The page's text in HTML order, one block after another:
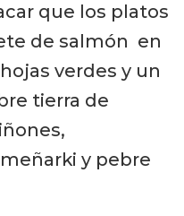
que los platos
de salmón en
verdes y un
tierra de
y pebre